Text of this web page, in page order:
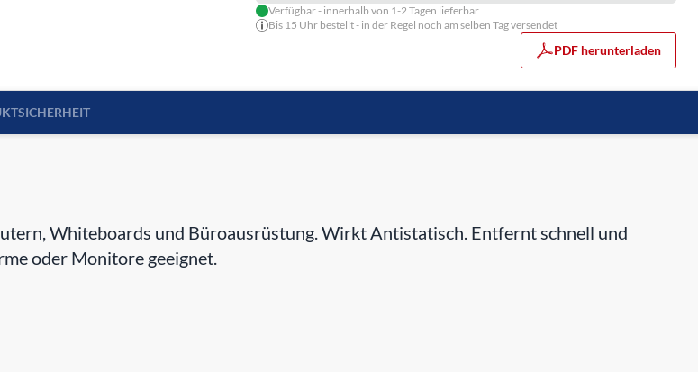
Verfügbar - innerhalb von 1-2 Tagen lieferbar
Bis 15 Uhr bestellt - in der Regel noch am selben Tag versendet
PDF herunterladen
Whiteboards und Büroausrüstung. Wirkt Antistatisch. Entfernt schnell und
oder Monitore geeignet.